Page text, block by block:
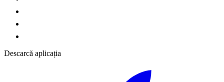
Descarcă aplicația